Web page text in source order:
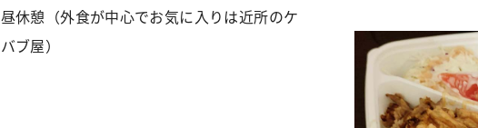
昼休憩（外食が中心でお気に入りは近所のケ
バブ屋）